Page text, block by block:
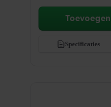
Specificaties